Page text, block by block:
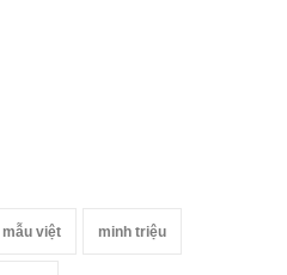
mẫu việt minh triệu